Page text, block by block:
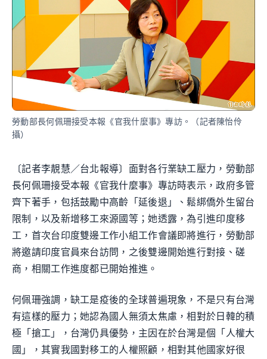
勞動部長何佩珊接受本報《官我什麼事》專訪。（記者陳怡伶
攝）
〔記者李靚慧／台北報導〕面對各行業缺工壓力，勞動部
長何佩珊接受本報《官我什麼事》專訪時表示，政府多管
齊下著手，包括鼓勵中高齡「延後退」、鬆綁僑外生留台
限制，以及新增移工來源國等；她透露，為引進印度移
工，首次台印度雙邊工作小組工作會議即將進行，勞動部
將邀請印度官員來台訪問，之後雙邊開始進行對接、磋
商，相關工作進度都已開始推進。
何佩珊強調，缺工是疫後的全球普遍現象，不是只有台灣
有這樣的壓力；她認為國人無須太焦慮，相對於日韓的積
極「搶工」，台灣仍具優勢，主因在於台灣是個「人權大
國」，其實我國對移工的人權照顧，相對其他國家好很